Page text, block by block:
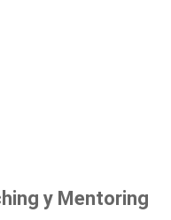
y Mentoring